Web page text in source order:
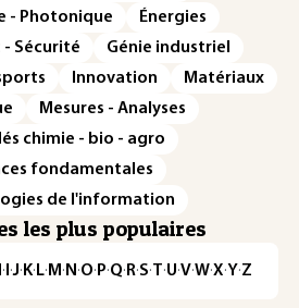
- Photonique
Énergies
- Sécurité
Génie industriel
Innovation
Matériaux
Mesures - Analyses
chimie - bio - agro
fondamentales
de l'information
les plus populaires
· ·J· K· L· M · N ·O· P·Q· R·S·T·U·V·W·X·Y·Z